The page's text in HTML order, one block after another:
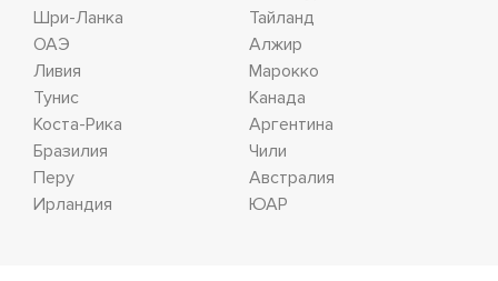
Шри-Ланка
Тайланд
ОАЭ
Алжир
Ливия
Марокко
Тунис
Канада
Коста-Рика
Аргентина
Бразилия
Чили
Перу
Австралия
Ирландия
ЮАР